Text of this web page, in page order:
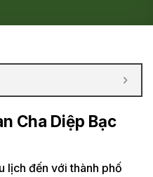
Cha Diệp Bạc
lịch đến với thành phố